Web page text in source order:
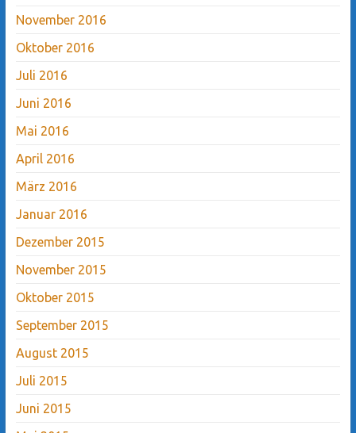
November 2016
Oktober 2016
Juli 2016
Juni 2016
Mai 2016
April 2016
März 2016
Januar 2016
Dezember 2015
November 2015
Oktober 2015
September 2015
August 2015
Juli 2015
Juni 2015